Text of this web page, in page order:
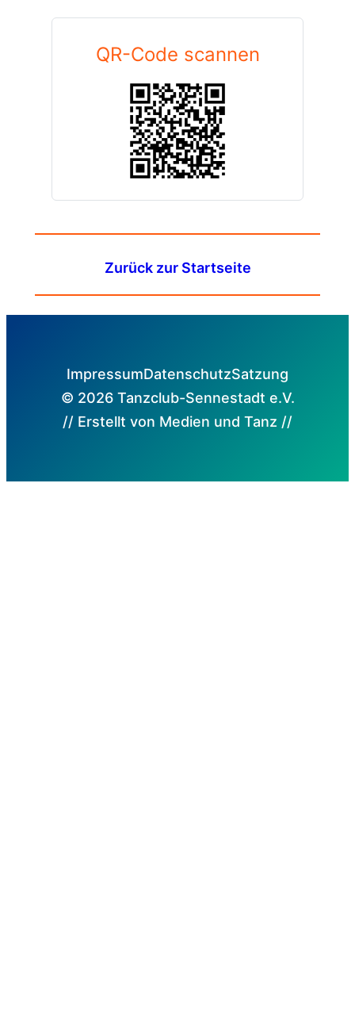
QR-Code scannen
Zurück zur Startseite
ImpressumDatenschutzSatzung
© 2026 Tanzclub-Sennestadt e.V.
// Erstellt von Medien und Tanz //